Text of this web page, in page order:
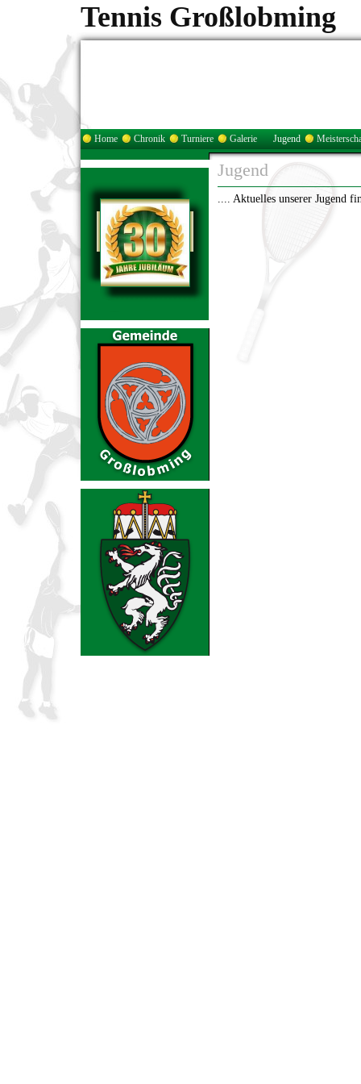
Tennis Großlobming
Home Chronik Turniere Galerie Jugend
Jugend
.... Aktuelles unserer Jugend